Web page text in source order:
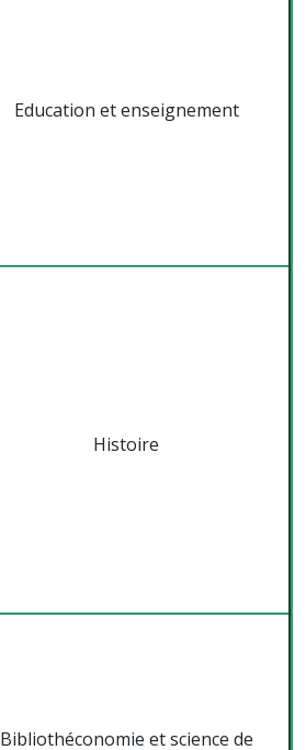
Education et enseignement
Histoire
Bibliothéconomie et science de